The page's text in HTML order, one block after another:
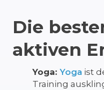
Die
aktiven
Yoga: Yoga ist
Training